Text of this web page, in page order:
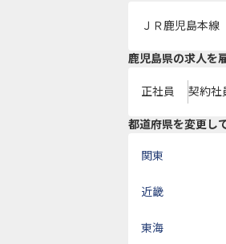
ＪＲ鹿児島本線
鹿児島県の求人を
正社員 契約社
都道府県を変更し
関東
近畿
東海